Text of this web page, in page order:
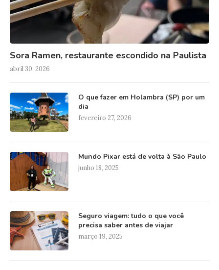
Sora Ramen, restaurante escondido na Paulista
abril 30, 2026
O que fazer em Holambra (SP) por um
dia
fevereiro 27, 2026
Mundo Pixar está de volta à São Paulo
junho 18, 2025
Seguro viagem: tudo o que você
precisa saber antes de viajar
março 19, 2025